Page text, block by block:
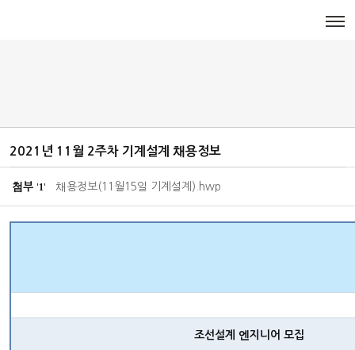
2021년 11월 2주차 기계설계 채용정보
첨부 '1' 채용정보(11월15일 기계설계).hwp
조선설계 엔지니어 모집